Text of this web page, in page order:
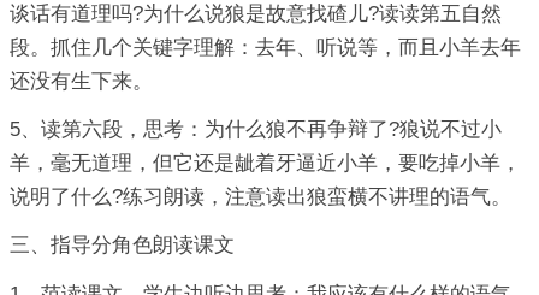
谈话有道理吗?为什么说狼是故意找碴儿?读读第五自然
段。抓住几个关键字理解：去年、听说等，而且小羊去年
还没有生下来。
5、读第六段，思考：为什么狼不再争辩了?狼说不过小
羊，毫无道理，但它还是龇着牙逼近小羊，要吃掉小羊，
说明了什么?练习朗读，注意读出狼蛮横不讲理的语气。
三、指导分角色朗读课文